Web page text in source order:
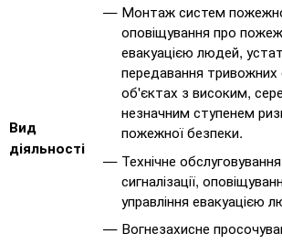
Вид
діяльності
Монтаж систем пожежної
оповіщування про
евакуацією людей,
передавання тривожних
об'єктах з високим,
незначним ступенем
пожежної безпеки.
Технічне
сигналізації,
управління евакуацією
Вогнезахисне